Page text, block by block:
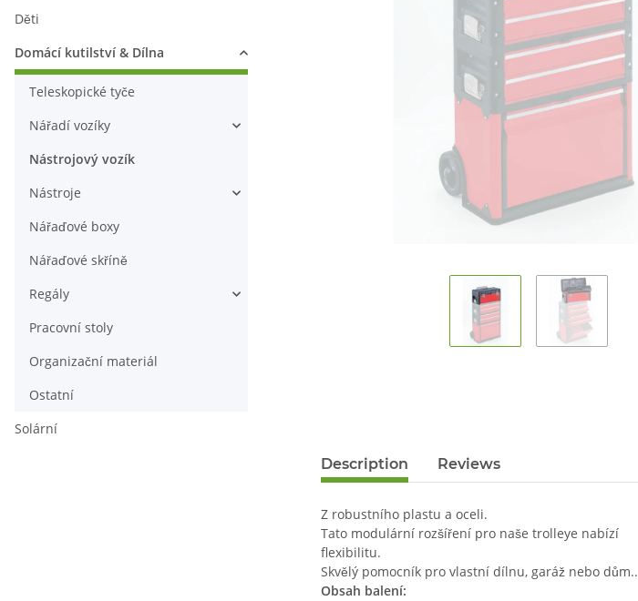
Description Reviews
Z robustního plastu a oceli.
Tato modulární rozšíření pro naše trolleye nabízí
flexibilitu.
Skvělý pomocník pro vlastní dílnu, garáž nebo dům..
Obsah balení:
Děti
Domácí kutilství & Dílna
Teleskopické tyče
Nářadí vozíky
Nástrojový vozík
Nástroje
Nářaďové boxy
Nářaďové skříně
Regály
Pracovní stoly
Organizační materiál
Ostatní
Solární